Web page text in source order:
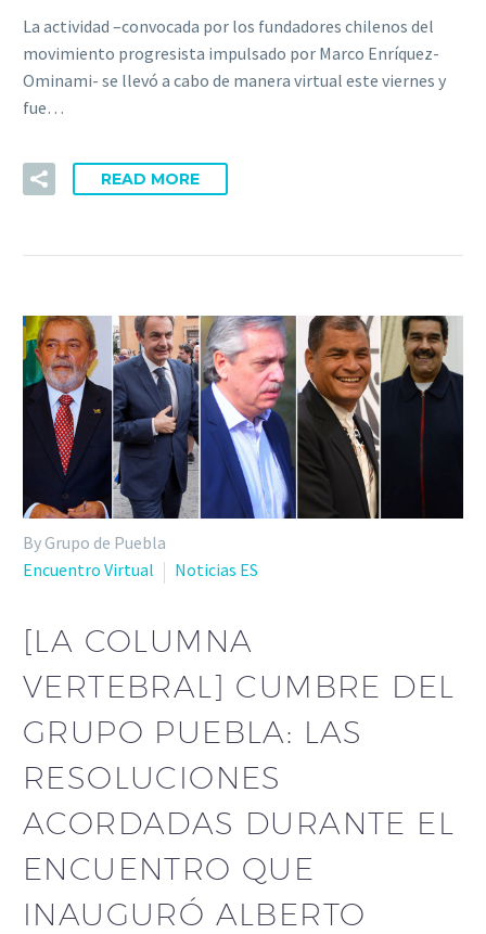
La actividad –convocada por los fundadores chilenos del
movimiento progresista impulsado por Marco Enríquez-
Ominami- se llevó a cabo de manera virtual este viernes y
fue…
READ MORE
By Grupo de Puebla
Encuentro Virtual
Noticias ES
[LA COLUMNA
VERTEBRAL] CUMBRE DEL
GRUPO PUEBLA: LAS
RESOLUCIONES
ACORDADAS DURANTE EL
ENCUENTRO QUE
INAUGURÓ ALBERTO